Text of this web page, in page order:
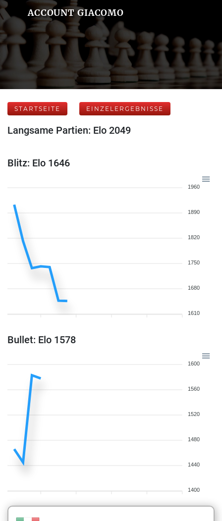
ACCOUNT GIACOMO
STARTSEITE EINZELERGEBNISSE
Langsame Partien: Elo 2049
Blitz: Elo 1646
1960
1890
1820
1750
1680
1610
Bullet: Elo 1578
1600
1560
1520
1480
1440
1400